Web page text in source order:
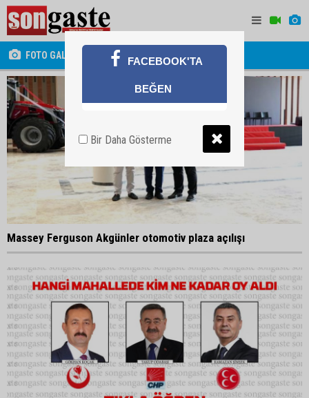
FOTO GALERİ
Massey Ferguson Akgünler otomotiv plaza açılışı
FACEBOOK'TA
BEĞEN
Bir Daha Gösterme